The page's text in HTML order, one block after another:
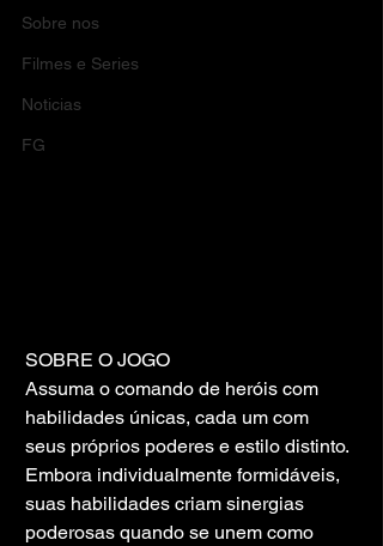
Sobre nos
Filmes e Series
Noticias
FG
SOBRE O JOGO
Assuma o comando de heróis com
habilidades únicas, cada um com
seus próprios poderes e estilo distinto.
Embora individualmente formidáveis,
suas habilidades criam sinergias
poderosas quando se unem como